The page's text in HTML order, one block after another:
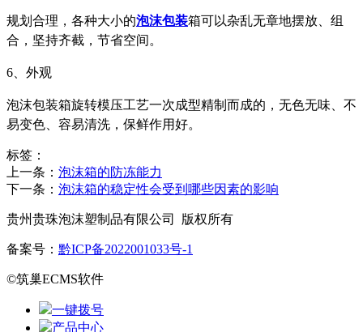
规划合理，各种大小的泡沫包装箱可以杂乱无章地摆放、组
合，坚持齐截， 节省空间。
6、外观
泡沫包装箱旋转模压工艺一次成型精制而成的，无色无味、不
易变色、容易清洗，保鲜作用好。
标签：
上一条： 泡沫箱的防冻能力
下一条： 泡沫箱的稳定性会受到哪些因素的影响
贵州贵珠泡沫塑制品有限公司 版权所有
备案号： 黔ICP备2022001033号-1
©筑巢ECMS软件
一键拨号
产品中心